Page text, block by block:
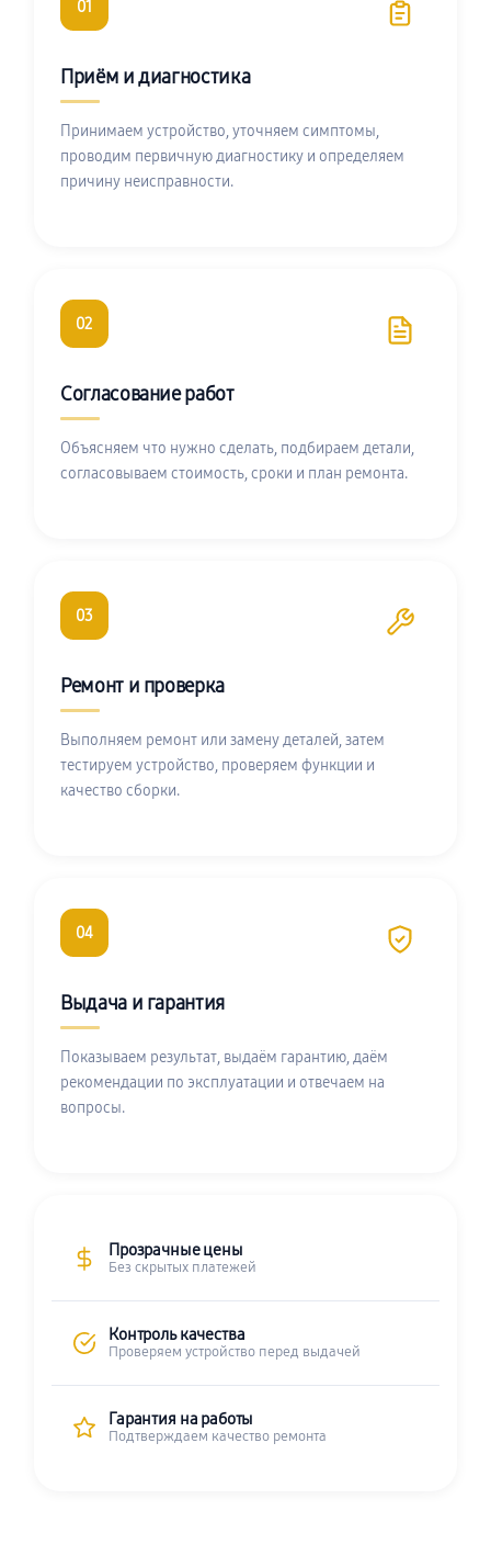
01
Приём и диагностика
Принимаем устройство, уточняем симптомы,
проводим первичную диагностику и определяем
причину неисправности.
02
Согласование работ
Объясняем что нужно сделать, подбираем детали,
согласовываем стоимость, сроки и план ремонта.
03
Ремонт и проверка
Выполняем ремонт или замену деталей, затем
тестируем устройство, проверяем функции и
качество сборки.
04
Выдача и гарантия
Показываем результат, выдаём гарантию, даём
рекомендации по эксплуатации и отвечаем на
вопросы.
Прозрачные цены
Без скрытых платежей
Контроль качества
Проверяем устройство перед выдачей
Гарантия на работы
Подтверждаем качество ремонта